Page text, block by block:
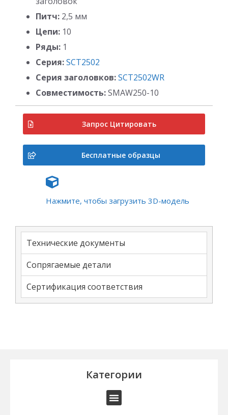
Питч: 2,5 мм
Цепи: 10
Ряды: 1
Серия:SCT2502
Серия заголовков:SCT2502WR
Совместимость:SMAW250-10
Запрос Цитировать
Бесплатные образцы
Нажмите, чтобы загрузить 3D-модель
Технические документы
Сопрягаемые детали
Сертификация соответствия
Категории